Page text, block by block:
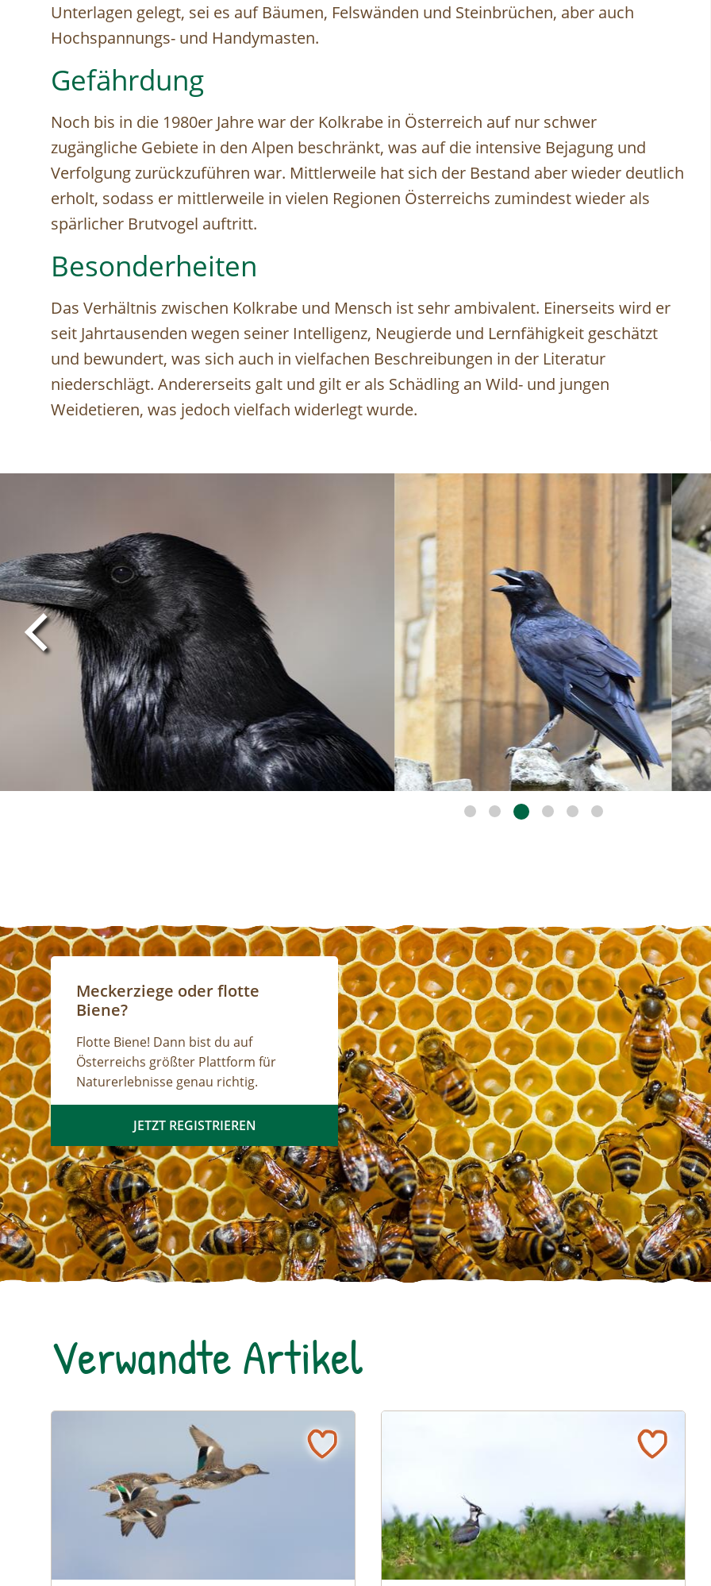
Unterlagen gelegt, sei es auf Bäumen, Felswänden und Steinbrüchen, aber auch
Hochspannungs- und Handymasten.
Gefährdung
Noch bis in die 1980er Jahre war der Kolkrabe in Österreich auf nur schwer
zugängliche Gebiete in den Alpen beschränkt, was auf die intensive Bejagung und
Verfolgung zurückzuführen war. Mittlerweile hat sich der Bestand aber wieder deutlich
erholt, sodass er mittlerweile in vielen Regionen Österreichs zumindest wieder als
spärlicher Brutvogel auftritt.
Besonderheiten
Das Verhältnis zwischen Kolkrabe und Mensch ist sehr ambivalent. Einerseits wird er
seit Jahrtausenden wegen seiner Intelligenz, Neugierde und Lernfähigkeit geschätzt
und bewundert, was sich auch in vielfachen Beschreibungen in der Literatur
niederschlägt. Andererseits galt und gilt er als Schädling an Wild- und jungen
Weidetieren, was jedoch vielfach widerlegt wurde.
Image
Meckerziege oder flotte
Biene?
Flotte Biene! Dann bist du auf
Österreichs größter Plattform für
Naturerlebnisse genau richtig.
JETZT REGISTRIEREN
Verwandte Artikel
Ohne intakten Lebensraum geht die Krickente unter